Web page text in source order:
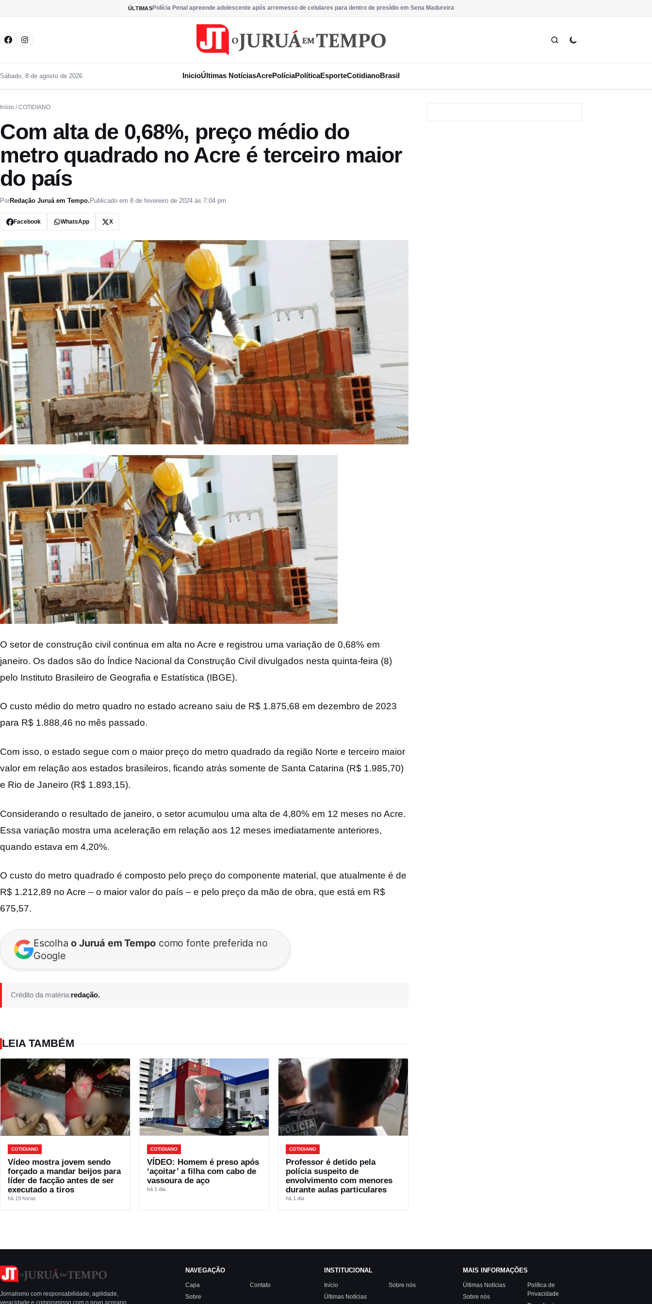
ÚLTIMASPolícia Penal apreende adolescente após arremesso de celulares para dentro de presídio em Sena Madureira
Sábado, 8 de agosto de 2026 InicioÚltimas NotíciasAcrePolíciaPolíticaEsporteCotidianoBrasil
Início / COTIDIANO
Com alta de 0,68%, preço médio do
metro quadrado no Acre é terceiro maior
do país
PorRedação Juruá em Tempo. Publicado em 8 de fevereiro de 2024 às 7:04 pm
Facebook WhatsApp X
O setor de construção civil continua em alta no Acre e registrou uma variação de 0,68% em
janeiro. Os dados são do Índice Nacional da Construção Civil divulgados nesta quinta-feira (8)
pelo Instituto Brasileiro de Geografia e Estatística (IBGE).
O custo médio do metro quadro no estado acreano saiu de R$ 1.875,68 em dezembro de 2023
para R$ 1.888,46 no mês passado.
Com isso, o estado segue com o maior preço do metro quadrado da região Norte e terceiro maior
valor em relação aos estados brasileiros, ficando atrás somente de Santa Catarina (R$ 1.985,70)
e Rio de Janeiro (R$ 1.893,15).
Considerando o resultado de janeiro, o setor acumulou uma alta de 4,80% em 12 meses no Acre.
Essa variação mostra uma aceleração em relação aos 12 meses imediatamente anteriores,
quando estava em 4,20%.
O custo do metro quadrado é composto pelo preço do componente material, que atualmente é de
R$ 1.212,89 no Acre – o maior valor do país – e pelo preço da mão de obra, que está em R$
675,57.
Escolhao Juruá em Tempo como fonte preferida no
Google
Crédito da matéria:redação.
LEIA TAMBÉM
COTIDIANO
Vídeo mostra jovem sendo
forçado a mandar beijos para
líder de facção antes de ser
executado a tiros
há 19 horas
COTIDIANO
VÍDEO: Homem é preso após
‘açoitar’ a filha com cabo de
vassoura de aço
há 1 dia
COTIDIANO
Professor é detido pela
polícia suspeito de
envolvimento com menores
durante aulas particulares
há 1 dia
Jornalismo com responsabilidade, agilidade,
NAVEGAÇÃO
Capa
Sobre
Contato
INSTITUCIONAL
Início
Últimas Notícias
Sobre nós
MAIS INFORMAÇÕES
Últimas Notícias
Sobre nós
Política de
Privacidade